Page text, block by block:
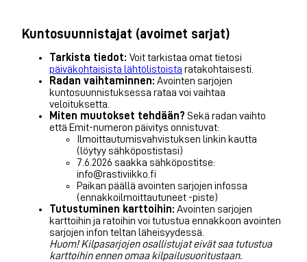
Kuntosuunnistajat (avoimet sarjat)
Tarkista tiedot: Voit tarkistaa omat tietosi
päiväkohtaisista lähtölistoista ratakohtaisesti.
Radan vaihtaminnen: Avointen sarjojen
kuntosuunnistuksessa rataa voi vaihtaa
veloituksetta.
Miten muutokset tehdään? Sekä radan vaihto
että Emit-numeron päivitys onnistuvat:
Ilmoittautumisvahvistuksen linkin kautta
(löytyy sähköpostistasi)
7.6.2026 saakka sähköpostitse:
info@rastiviikko.fi
Paikan päällä avointen sarjojen infossa
(ennakkoilmoittautuneet -piste)
Tutustuminen karttoihin: Avointen sarjojen
karttoihin ja ratoihin voi tutustua ennakkoon avointen
sarjojen infon teltan läheisyydessä.
Huom! Kilpasarjojen osallistujat eivät saa tutustua
karttoihin ennen omaa kilpailusuoritustaan.